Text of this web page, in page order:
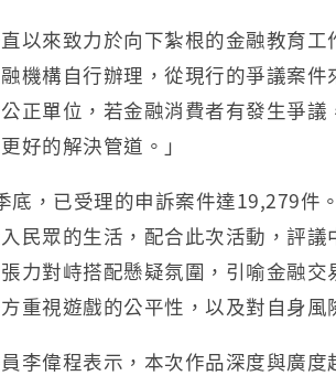
以來致力於向下紮根的金融教育
機構自行辦理，從現行的爭議案
正單位，若金融消費者有發生爭
好的解決管道。」
，已受理的申訴案件達19,279件
民眾的生活，配合此次活動，評議
力對峙搭配懸疑氛圍，引喻金融
重視遊戲的公平性，以及對自身風
李偉程表示，本次作品深度與廣